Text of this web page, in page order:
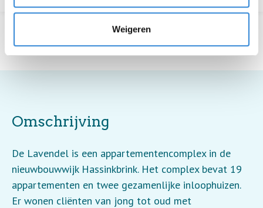
Weigeren
Omschrijving
De Lavendel is een appartementencomplex in de
nieuwbouwwijk Hassinkbrink. Het complex bevat 19
appartementen en twee gezamenlijke inloophuizen.
Er wonen cliënten van jong tot oud met